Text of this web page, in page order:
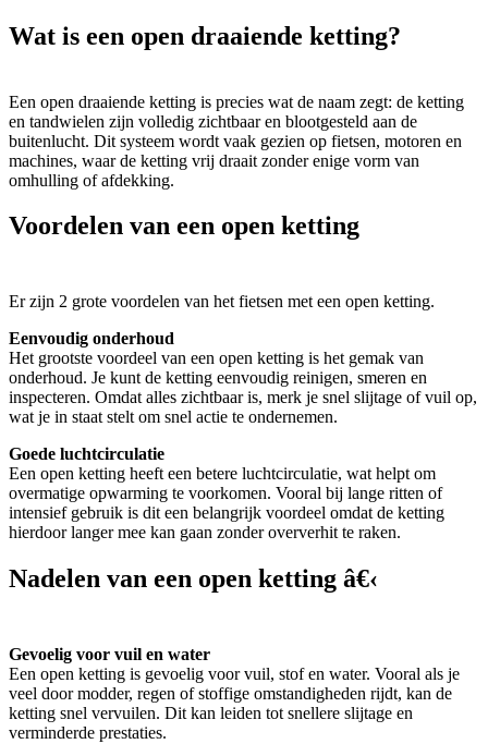
Wat is een open draaiende ketting?
Een open draaiende ketting is precies wat de naam zegt: de ketting
en tandwielen zijn volledig zichtbaar en blootgesteld aan de
buitenlucht. Dit systeem wordt vaak gezien op fietsen, motoren en
machines, waar de ketting vrij draait zonder enige vorm van
omhulling of afdekking.
Voordelen van een open ketting
Er zijn 2 grote voordelen van het fietsen met een open ketting.
Eenvoudig onderhoud
Het grootste voordeel van een open ketting is het gemak van
onderhoud. Je kunt de ketting eenvoudig reinigen, smeren en
inspecteren. Omdat alles zichtbaar is, merk je snel slijtage of vuil op,
wat je in staat stelt om snel actie te ondernemen.
Goede luchtcirculatie
Een open ketting heeft een betere luchtcirculatie, wat helpt om
overmatige opwarming te voorkomen. Vooral bij lange ritten of
intensief gebruik is dit een belangrijk voordeel omdat de ketting
hierdoor langer mee kan gaan zonder oververhit te raken.
Nadelen van een open ketting â€‹
Gevoelig voor vuil en water
Een open ketting is gevoelig voor vuil, stof en water. Vooral als je
veel door modder, regen of stoffige omstandigheden rijdt, kan de
ketting snel vervuilen. Dit kan leiden tot snellere slijtage en
verminderde prestaties.